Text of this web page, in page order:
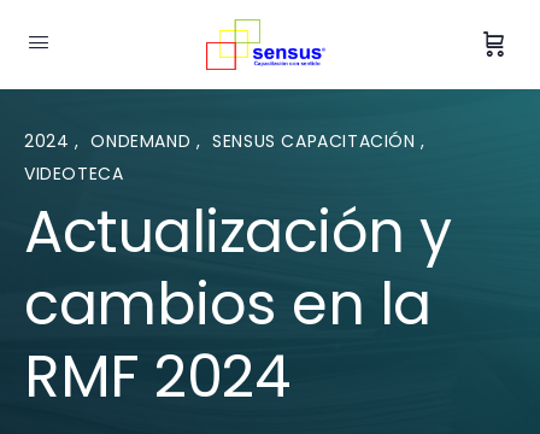
2024, ONDEMAND , SENSUS CAPACITACIÓN,
VIDEOTECA
Actualización y
cambios en la
RMF 2024